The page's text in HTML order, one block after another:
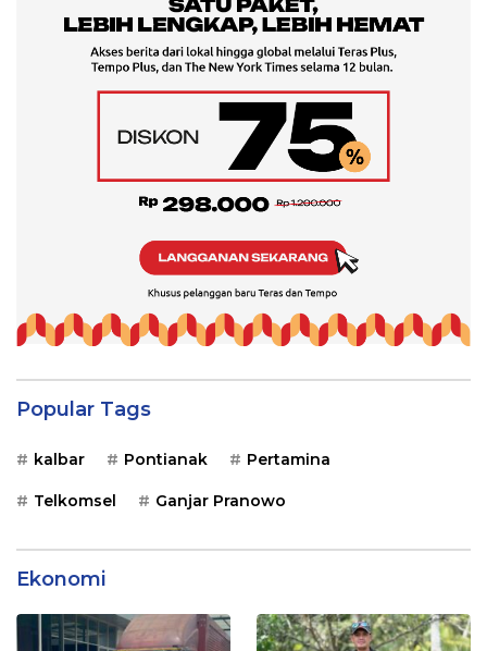
Popular Tags
kalbar Pontianak Pertamina
Telkomsel Ganjar Pranowo
Ekonomi